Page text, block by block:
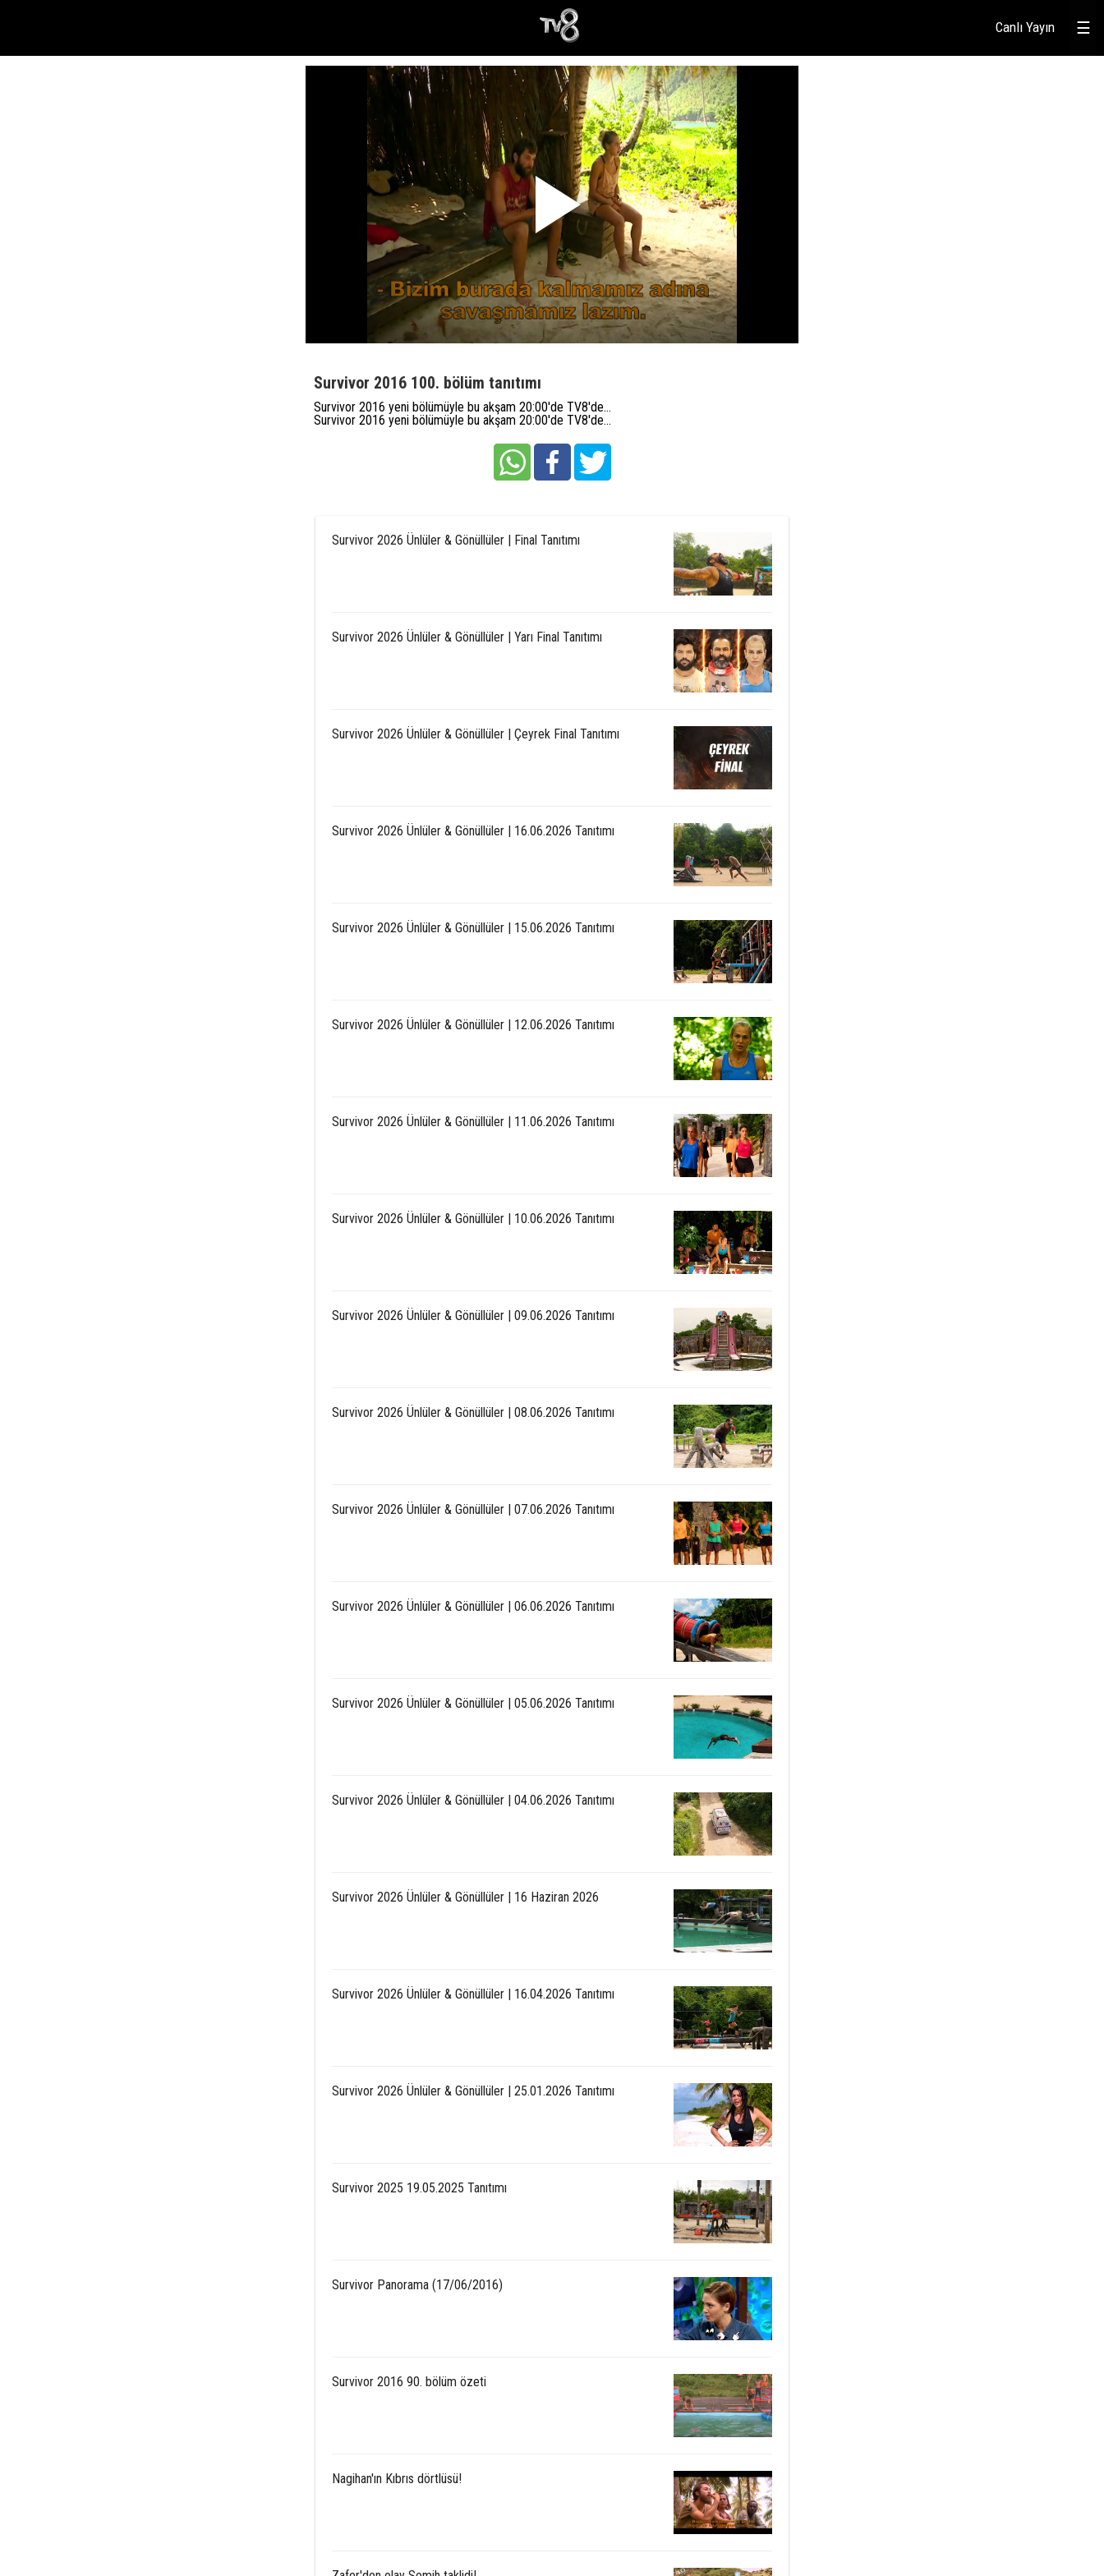
☰
Canlı Yayın
Survivor 2016 100. bölüm tanıtımı
Survivor 2016 yeni bölümüyle bu akşam 20:00'de TV8'de...
Survivor 2016 yeni bölümüyle bu akşam 20:00'de TV8'de...
Survivor 2026 Ünlüler & Gönüllüler | Final Tanıtımı
Survivor 2026 Ünlüler & Gönüllüler | Yarı Final Tanıtımı
Survivor 2026 Ünlüler & Gönüllüler | Çeyrek Final Tanıtımı
Survivor 2026 Ünlüler & Gönüllüler | 16.06.2026 Tanıtımı
Survivor 2026 Ünlüler & Gönüllüler | 15.06.2026 Tanıtımı
Survivor 2026 Ünlüler & Gönüllüler | 12.06.2026 Tanıtımı
Survivor 2026 Ünlüler & Gönüllüler | 11.06.2026 Tanıtımı
Survivor 2026 Ünlüler & Gönüllüler | 10.06.2026 Tanıtımı
Survivor 2026 Ünlüler & Gönüllüler | 09.06.2026 Tanıtımı
Survivor 2026 Ünlüler & Gönüllüler | 08.06.2026 Tanıtımı
Survivor 2026 Ünlüler & Gönüllüler | 07.06.2026 Tanıtımı
Survivor 2026 Ünlüler & Gönüllüler | 06.06.2026 Tanıtımı
Survivor 2026 Ünlüler & Gönüllüler | 05.06.2026 Tanıtımı
Survivor 2026 Ünlüler & Gönüllüler | 04.06.2026 Tanıtımı
Survivor 2026 Ünlüler & Gönüllüler | 16 Haziran 2026
Survivor 2026 Ünlüler & Gönüllüler | 16.04.2026 Tanıtımı
Survivor 2026 Ünlüler & Gönüllüler | 25.01.2026 Tanıtımı
Survivor 2025 19.05.2025 Tanıtımı
Survivor Panorama (17/06/2016)
Survivor 2016 90. bölüm özeti
Nagihan'ın Kıbrıs dörtlüsü!